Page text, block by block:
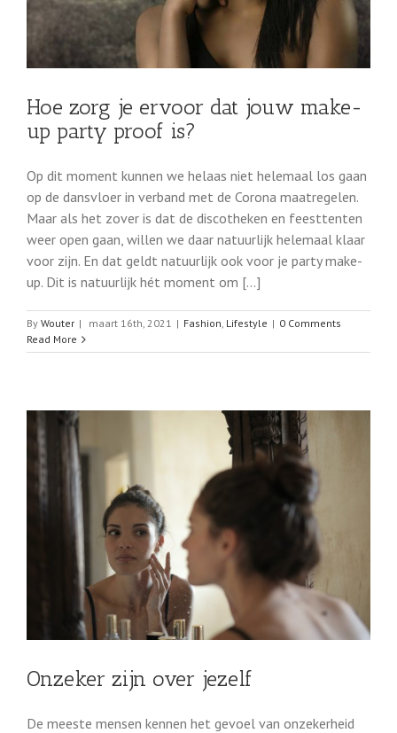
Hoe zorg je ervoor dat jouw make-
up party proof is?
Op dit moment kunnen we helaas niet helemaal los gaan
op de dansvloer in verband met de Corona maatregelen.
Maar als het zover is dat de discotheken en feesttenten
weer open gaan, willen we daar natuurlijk helemaal klaar
voor zijn. En dat geldt natuurlijk ook voor je party make-
up. Dit is natuurlijk hét moment om [...]
By Wouter | maart 16th, 2021 | Fashion, Lifestyle | 0 Comments
Read More
Onzeker zijn over jezelf
De meeste mensen kennen het gevoel van onzekerheid